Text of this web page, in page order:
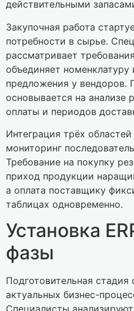
действительными
Закупочная работа
потребности в сырье.
рассматривает
объединяет номенклатуру
предложения у вендоров.
основывается на анализе
оплаты и периодов
Интеграция трёх
мониторинг
Требование на покупку
приход продукции
а оплата поставщику
таблицах одновременно.
Установка
фазы
Подготовительная стадия
актуальных бизнес-